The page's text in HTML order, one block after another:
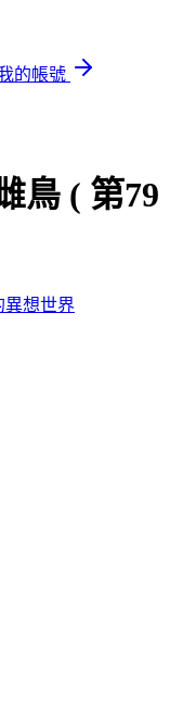
的帳號
鳥 ( 第79
異想世界